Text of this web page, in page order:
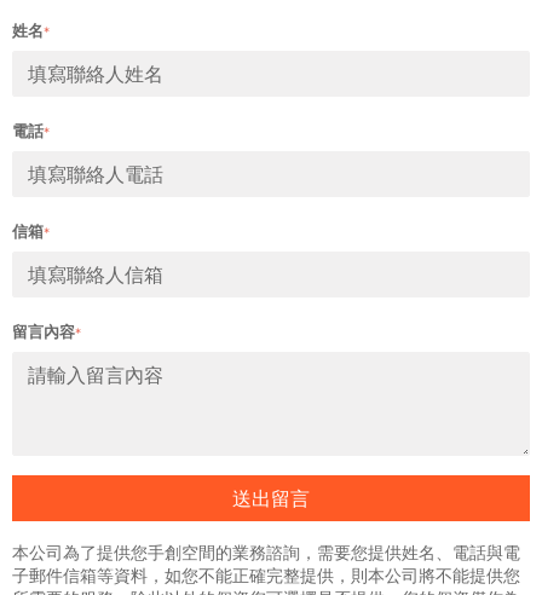
姓名*
電話*
信箱*
留言內容*
送出留言
本公司為了提供您手創空間的業務諮詢，需要您提供姓名、電話與電
子郵件信箱等資料，如您不能正確完整提供，則本公司將不能提供您